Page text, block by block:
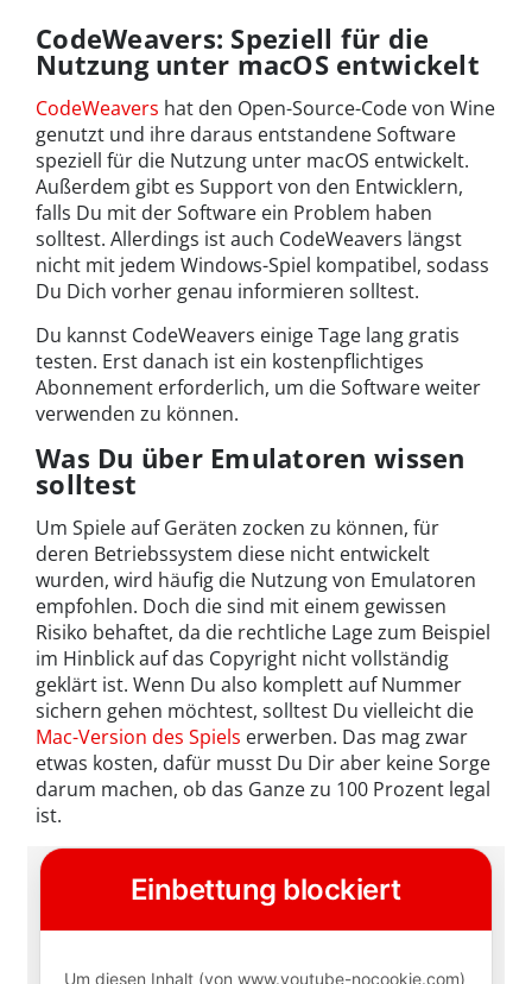
CodeWeavers: Speziell für die
Nutzung unter macOS entwickelt
CodeWeavers hat den Open-Source-Code von Wine
genutzt und ihre daraus entstandene Software
speziell für die Nutzung unter macOS entwickelt.
Außerdem gibt es Support von den Entwicklern,
falls Du mit der Software ein Problem haben
solltest. Allerdings ist auch CodeWeavers längst
nicht mit jedem Windows-Spiel kompatibel, sodass
Du Dich vorher genau informieren solltest.
Du kannst CodeWeavers einige Tage lang gratis
testen. Erst danach ist ein kostenpflichtiges
Abonnement erforderlich, um die Software weiter
verwenden zu können.
Was Du über Emulatoren wissen
solltest
Um Spiele auf Geräten zocken zu können, für
deren Betriebssystem diese nicht entwickelt
wurden, wird häufig die Nutzung von Emulatoren
empfohlen. Doch die sind mit einem gewissen
Risiko behaftet, da die rechtliche Lage zum Beispiel
im Hinblick auf das Copyright nicht vollständig
geklärt ist. Wenn Du also komplett auf Nummer
sichern gehen möchtest, solltest Du vielleicht die
Mac-Version des Spiels erwerben. Das mag zwar
etwas kosten, dafür musst Du Dir aber keine Sorge
darum machen, ob das Ganze zu 100 Prozent legal
ist.